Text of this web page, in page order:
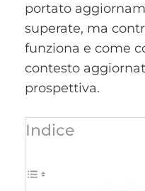
portato
superate, ma
funziona e come
contesto
prospettiva.
Indice